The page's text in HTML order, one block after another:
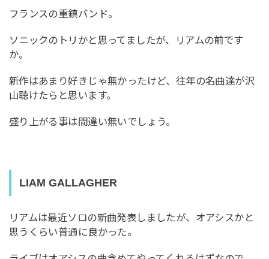
フランスの重鎮バンド。
ソニックのトリかと思ってましたが、リアムの前です
か。
新作はあまり好きじゃ無かったけど、往年の名曲達が沢
山聴けたらと思います。
盛り上がる事は間違い無いでしょう。
LIAM GALLAGHER
リアムは最近ソロの新曲発表しましたが、オアシスかと
思うくらい普通に良かった。